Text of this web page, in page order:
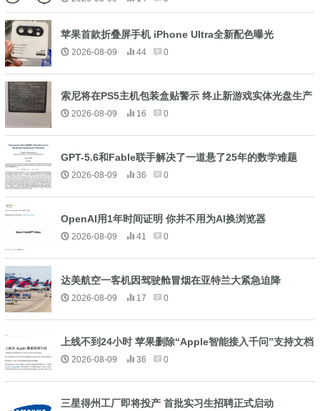
苹果首款折叠屏手机 iPhone Ultra全新配色曝光
2026-08-09 44 0
索尼将在PS5主机包装盒贴警示 终止新游戏实体光盘生产
2026-08-09 16 0
GPT-5.6和Fable联手解决了一道悬了25年的数学难题
2026-08-09 36 0
OpenAI用1年时间证明 你并不用为AI换浏览器
2026-08-09 41 0
达美航空一客机因驾驶舱冒烟在亚特兰大紧急迫降
2026-08-09 17 0
上线不到24小时 苹果删除“Apple智能接入千问”支持文档
2026-08-09 36 0
三星得州工厂即将投产 首批实习生招聘正式启动